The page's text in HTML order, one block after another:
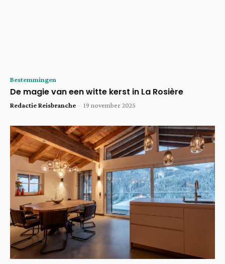
Bestemmingen
De magie van een witte kerst in La Rosière
Redactie Reisbranche - 19 november 2025